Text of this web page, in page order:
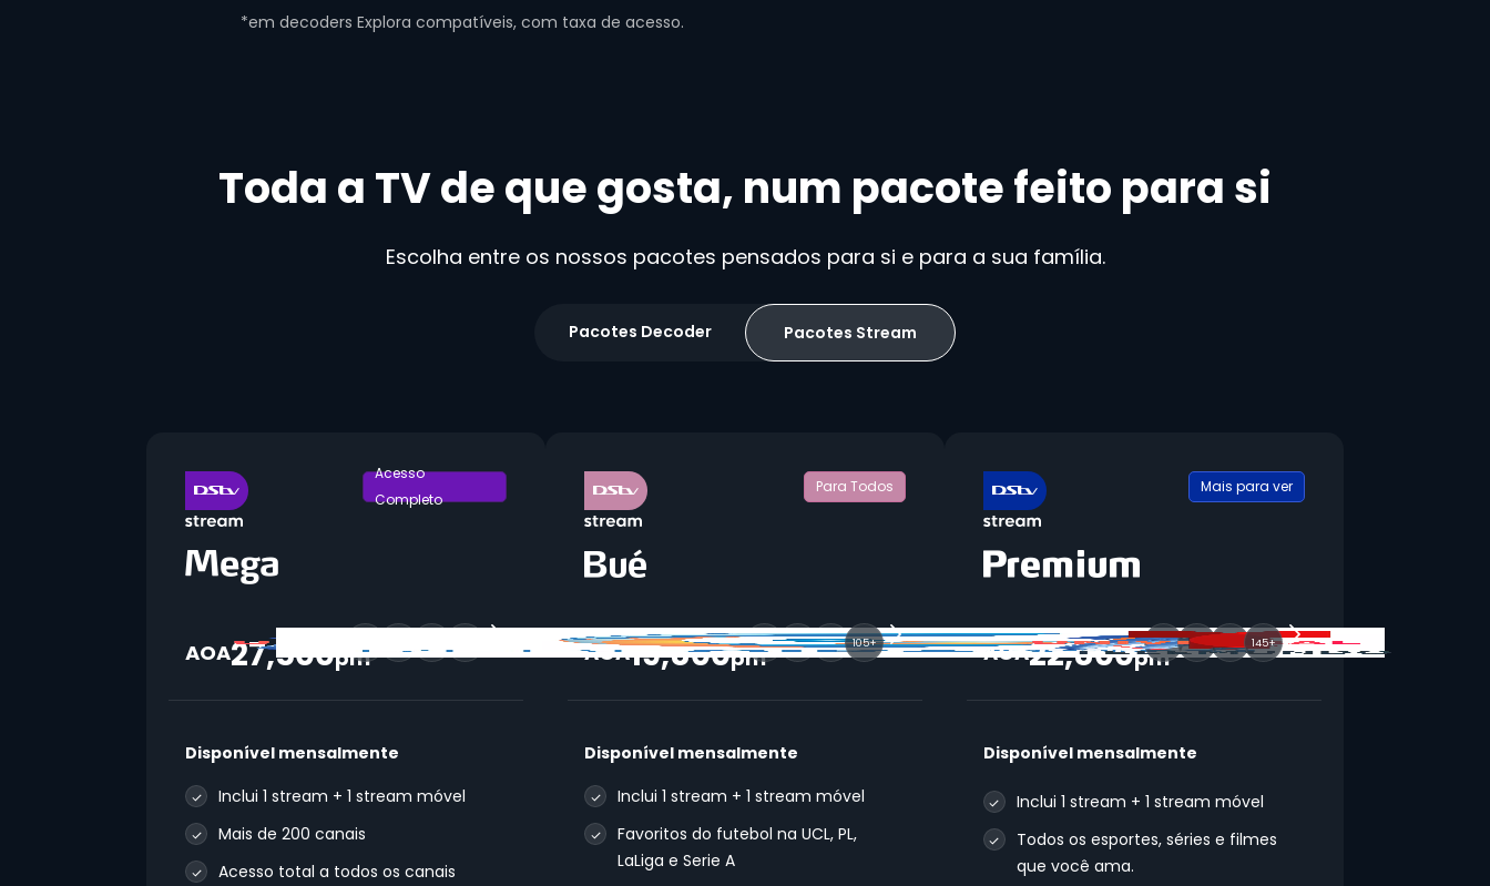
*em decoders Explora compatíveis, com taxa de acesso.
Toda a TV de que gosta, num pacote feito para si
Escolha entre os nossos pacotes pensados para si e para a sua família.
Pacotes Decoder Pacotes Stream
Acesso
Completo
AOA27,500pm
Disponível mensalmente
Inclui 1 stream + 1 stream móvel
Mais de 200 canais
Acesso total a todos os canais
Para Todos
AOA19,800pm
105+
Disponível mensalmente
Inclui 1 stream + 1 stream móvel
Favoritos do futebol na UCL, PL,
LaLiga e Serie A
Mais para ver
AOA22,800pm
145+
Disponível mensalmente
Inclui 1 stream + 1 stream móvel
Todos os esportes, séries e filmes
que você ama.